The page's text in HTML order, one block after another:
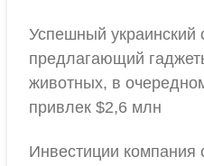
Успешный украинский
предлагающий
животных, в
привлек $2,6 млн
Инвестиции компания